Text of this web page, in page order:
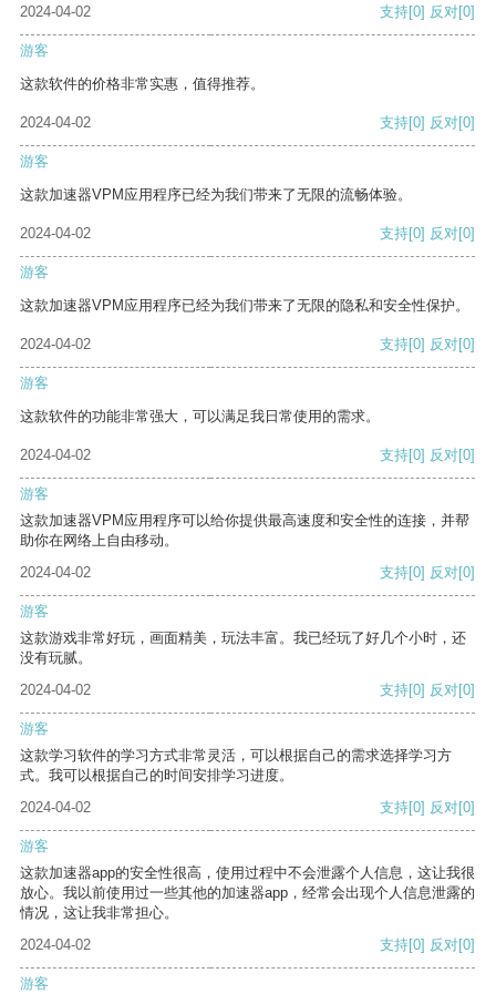
2024-04-02 支持[0] 反对[0]
游客
这款软件的价格非常实惠，值得推荐。
2024-04-02 支持[0] 反对[0]
游客
这款加速器VPM应用程序已经为我们带来了无限的流畅体验。
2024-04-02 支持[0] 反对[0]
游客
这款加速器VPM应用程序已经为我们带来了无限的隐私和安全性保护。
2024-04-02 支持[0] 反对[0]
游客
这款软件的功能非常强大，可以满足我日常使用的需求。
2024-04-02 支持[0] 反对[0]
游客
这款加速器VPM应用程序可以给你提供最高速度和安全性的连接，并帮
助你在网络上自由移动。
2024-04-02
支持[0] 反对[0]
游客
这款游戏非常好玩，画面精美，玩法丰富。我已经玩了好几个小时，还
没有玩腻。
2024-04-02
支持[0] 反对[0]
游客
这款学习软件的学习方式非常灵活，可以根据自己的需求选择学习方
式。我可以根据自己的时间安排学习进度。
2024-04-02
支持[0] 反对[0]
游客
这款加速器app的安全性很高，使用过程中不会泄露个人信息，这让我很
放心。我以前使用过一些其他的加速器app，经常会出现个人信息泄露的
情况，这让我非常担心。
2024-04-02
支持[0] 反对[0]
游客